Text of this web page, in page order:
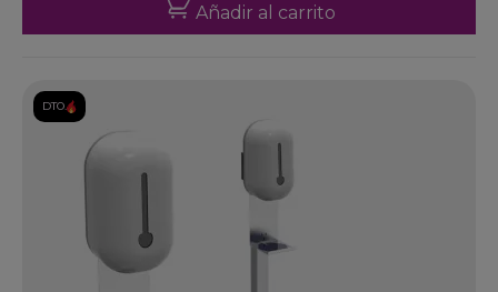
Añadir al carrito
DTO.